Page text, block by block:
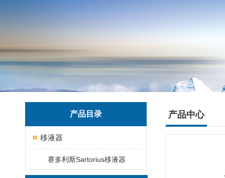
产品目录
移液器
赛多利斯Sartorius移液器
产品中心